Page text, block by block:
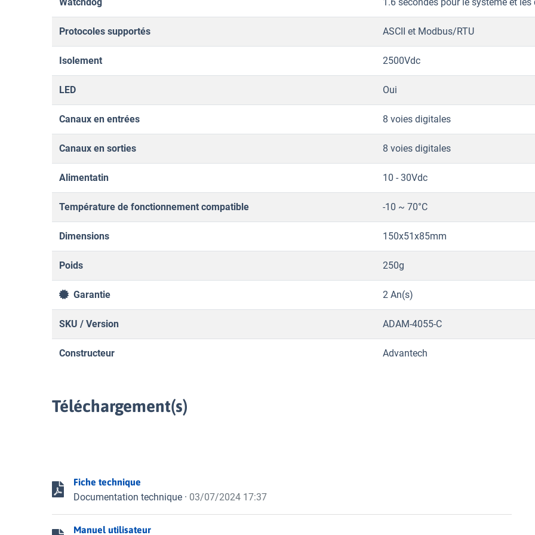
Watchdog 1.6 secondes pour le système et
Protocoles supportés ASCII et Modbus/RTU
Isolement 2500Vdc
LED Oui
Canaux en entrées 8 voies digitales
Canaux en sorties 8 voies digitales
Alimentatin 10 - 30Vdc
Température de fonctionnement compatible -10 ~ 70°C
Dimensions 150x51x85mm
Poids 250g
Garantie 2 An(s)
SKU / Version ADAM-4055-C
Constructeur Advantech
Téléchargement(s)
Fiche technique
Documentation technique · 03/07/2024 17:37
Manuel utilisateur